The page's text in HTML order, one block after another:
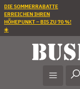
DIE SOMMERRABATTE
ERREICHEN IHREN
HÖHEPUNKT – BIS ZU 70 %!
☀️